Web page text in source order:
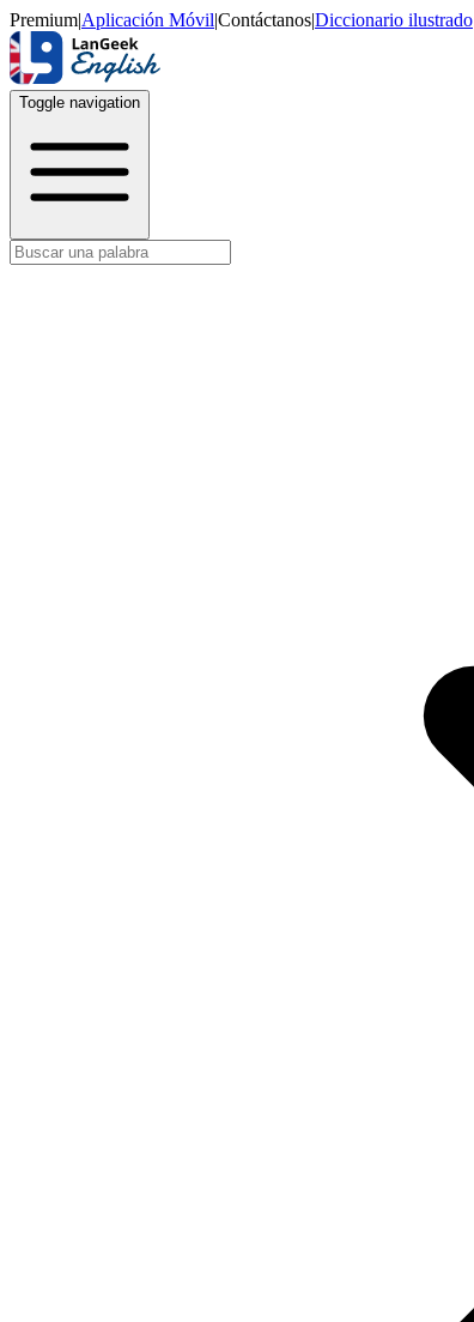
Premium|Aplicación Móvil|Contáctanos|Diccionario ilustrado
Toggle navigation